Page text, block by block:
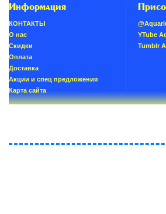
Информация
КОНТАКТЫ
О нас
Скидки
Oплатa
Доставка
Акции и спец предложения
Карта сайта
YTube
Tumblr